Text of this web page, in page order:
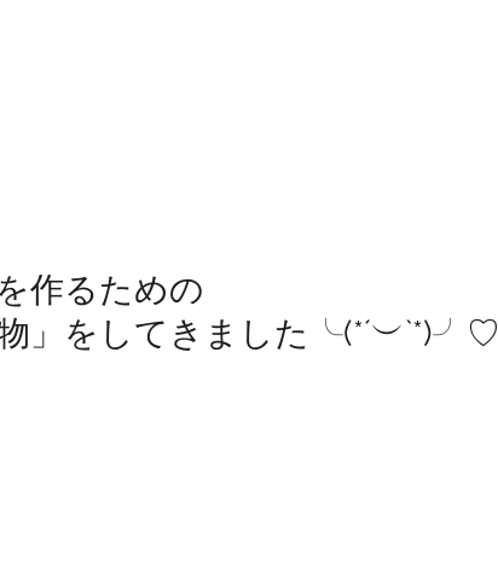
作るための
物」をしてきました╰(*´︶`*)╯♡